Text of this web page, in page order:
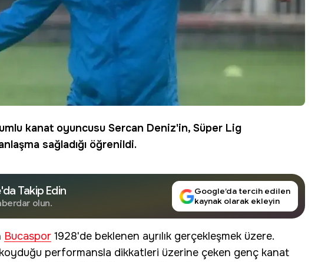
kanat oyuncusu Sercan Deniz'in, Süper Lig
sağladığı öğrenildi.
Takip Edin
olun.
Google’da tercih edilen
kaynak olarak ekleyin
Bucaspor 1928'de beklenen ayrılık gerçekleşmek üzere.
performansla dikkatleri üzerine çeken genç kanat